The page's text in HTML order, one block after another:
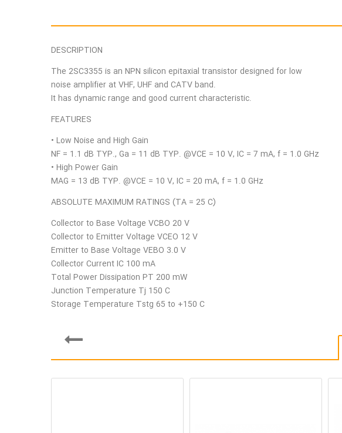
DESCRIPTION
The 2SC3355 is an NPN silicon epitaxial transistor designed for low
noise amplifier at VHF, UHF and CATV band.
It has dynamic range and good current characteristic.
FEATURES
• Low Noise and High Gain
NF = 1.1 dB TYP., Ga = 11 dB TYP. @VCE = 10 V, IC = 7 mA, f = 1.0 GHz
• High Power Gain
MAG = 13 dB TYP. @VCE = 10 V, IC = 20 mA, f = 1.0 GHz
ABSOLUTE MAXIMUM RATINGS (TA = 25 C)
Collector to Base Voltage VCBO 20 V
Collector to Emitter Voltage VCEO 12 V
Emitter to Base Voltage VEBO 3.0 V
Collector Current IC 100 mA
Total Power Dissipation PT 200 mW
Junction Temperature Tj 150 C
Storage Temperature Tstg 65 to +150 C